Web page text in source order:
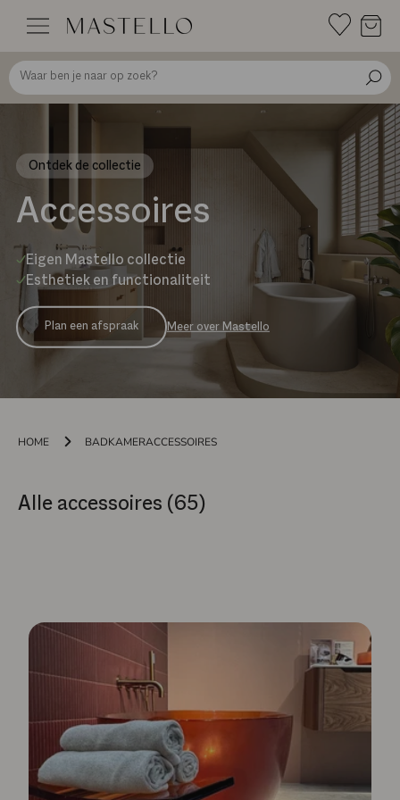
inhoud
Ontdek de collectie
Accessoires
Eigen Mastello collectie
Esthetiek en functionaliteit
Plan een afspraak Meer over Mastello
HOME BADKAMERACCESSOIRES
Alle accessoires (65)